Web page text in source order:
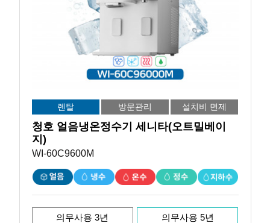
렌탈 방문관리 설치비 면제
청호 얼음냉온정수기 세니타(오트밀베이
지)
WI-60C9600M
의무사용 3년 의무사용 5년